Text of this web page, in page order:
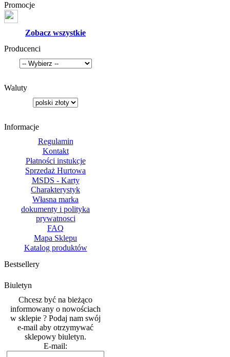
Promocje
Zobacz wszystkie
Producenci
Waluty
Informacje
Regulamin
Kontakt
Płatności instukcje
Sprzedaż Hurtowa
MSDS - Karty
Charakterystyk
Własna marka
dokumenty i polityka
prywatnosci
FAQ
Mapa Sklepu
Katalog produktów
Bestsellery
Biuletyn
Chcesz być na bieżąco
informowany o nowościach
w sklepie ? Podaj nam swój
e-mail aby otrzymywać
sklepowy biuletyn.
E-mail: